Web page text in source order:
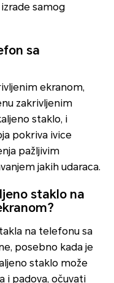
samog
sa
ekranom,
zakrivljenim
staklo, i
pokriva ivice
pažljivim
jakih udaraca.
staklo na
na telefonu sa
posebno kada je
staklo može
i padova, očuvati